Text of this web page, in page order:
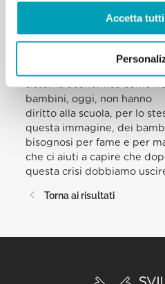
Accetta
condiviso tutto con noi. […]
statistiche: quanti bambini,
oggi, muoiono di fame per
bambini, oggi, non hanno
diritto alla scuola, per lo
questa immagine, dei
bisognosi per fame e per
che ci aiuti a capire che
questa crisi dobbiamo
Torna ai risultati